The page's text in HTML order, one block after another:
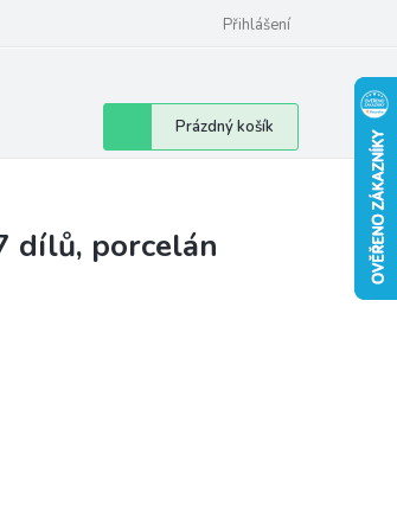
Přihlášení
Nákupní
košík
Prázdný košík
dílů, porcelán